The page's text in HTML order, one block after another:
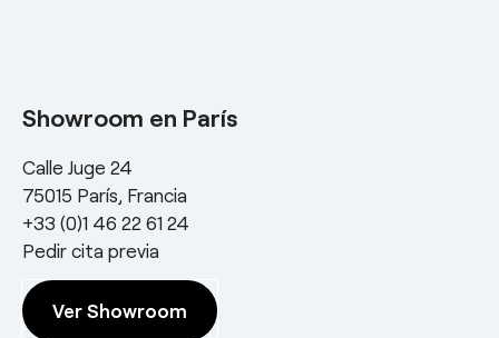
Showroom en París
Calle Juge 24
75015 París, Francia
+33 (0)1 46 22 61 24
Pedir cita previa
Ver Showroom